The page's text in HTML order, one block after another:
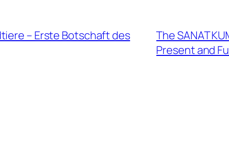
– Erste Botschaft des
The SANAT
Present and